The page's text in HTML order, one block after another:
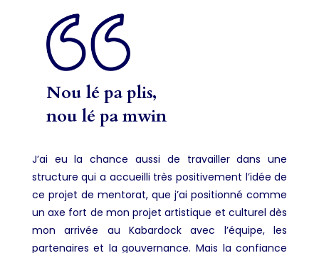
Nou lé pa plis,
nou lé pa mwin
J’ai eu la chance aussi de travailler dans une
structure qui a accueilli très positivement l’idée de
ce projet de mentorat, que j’ai positionné comme
un axe fort de mon projet artistique et culturel dès
mon arrivée au Kabardock avec l’équipe, les
partenaires et la gouvernance. Mais la confiance